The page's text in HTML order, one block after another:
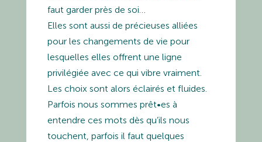
faut garder près de soi…
Elles sont aussi de précieuses alliées
pour les changements de vie pour
lesquelles elles offrent une ligne
privilégiée avec ce qui vibre vraiment.
Les choix sont alors éclairés et fluides.
Parfois nous sommes prêt•es à
entendre ces mots dès qu’ils nous
touchent, parfois il faut quelques